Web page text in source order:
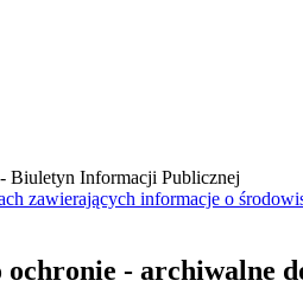
zawierających informacje o
- archiwalne